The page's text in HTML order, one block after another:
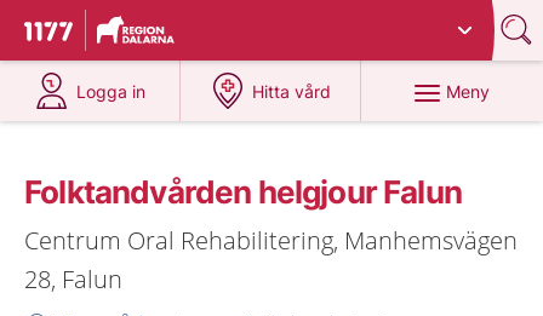
Till startsidan för 1177
Du har valt region
Logga in
på 1177.se
Hitta vård
på 1177.se
Meny
Folktandvården helgjour Falun
Centrum Oral Rehabilitering, Manhemsvägen
28, Falun